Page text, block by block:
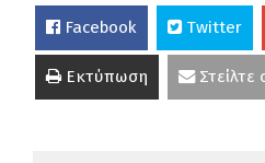
Facebook Twitter
Εκτύπωση Στείλτε